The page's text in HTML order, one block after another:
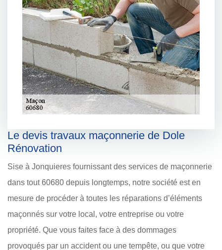
Le devis travaux maçonnerie de Dole
Rénovation
Sise à Jonquieres fournissant des services de maçonnerie
dans tout 60680 depuis longtemps, notre société est en
mesure de procéder à toutes les réparations d’éléments
maçonnés sur votre local, votre entreprise ou votre
propriété. Que vous faites face à des dommages
provoqués par un accident ou une tempête, ou que votre